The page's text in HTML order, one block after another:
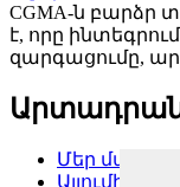
CGMA-ն բարձր
է, որը
զարգացումը,
Մեր մասին
Ալյումինե